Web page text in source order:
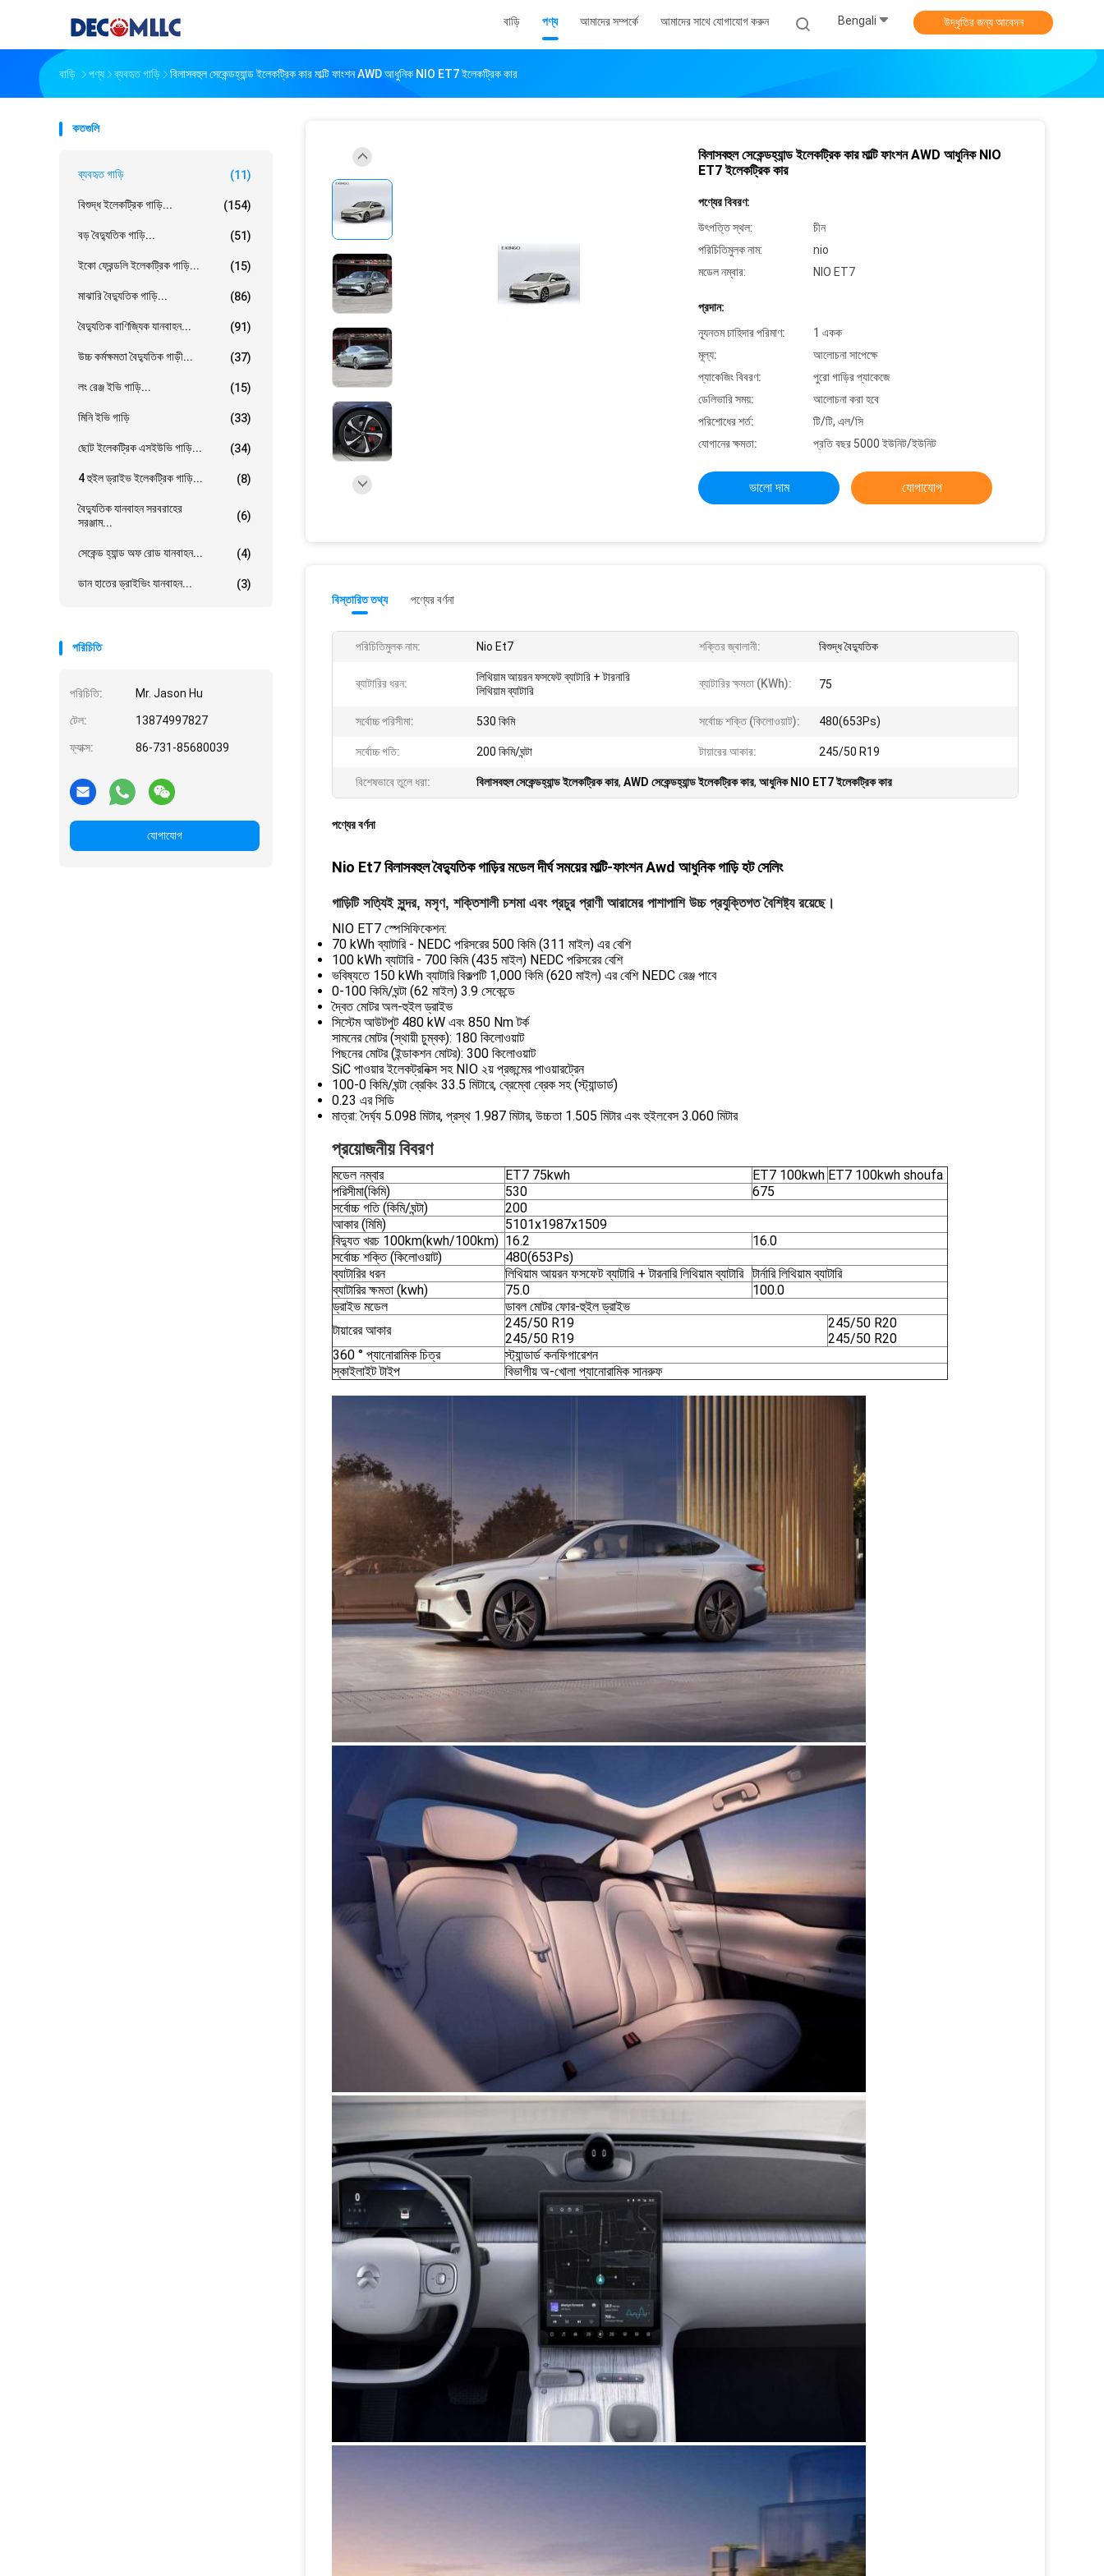
বাড়ি পণ্য আমাদের সম্পর্কে আমাদের সাথে যোগাযোগ করুন Bengali উদ্ধৃতির জন্য আবেদন
বাড়ি পণ্য ব্যবহৃত গাড়ি বিলাসবহুল সেকেন্ডহ্যান্ড ইলেকট্রিক কার মাল্টি ফাংশন AWD আধুনিক NIO ET7 ইলেকট্রিক কার
কতগুলি
ব্যবহৃত গাড়ি (11)
বিশুদ্ধ ইলেকট্রিক গাড়ি... (154)
বড় বৈদ্যুতিক গাড়ি... (51)
ইকো ফ্রেন্ডলি ইলেকট্রিক গাড়ি... (15)
মাঝারি বৈদ্যুতিক গাড়ি... (86)
বৈদ্যুতিক বাণিজ্যিক যানবাহন... (91)
উচ্চ কর্মক্ষমতা বৈদ্যুতিক গাড়ী... (37)
লং রেঞ্জ ইভি গাড়ি... (15)
মিনি ইভি গাড়ি (33)
ছোট ইলেকট্রিক এসইউভি গাড়ি... (34)
4 হুইল ড্রাইভ ইলেকট্রিক গাড়ি... (8)
বৈদ্যুতিক যানবাহন সরবরাহের
সরঞ্জাম...
(6)
সেকেন্ড হ্যান্ড অফ রোড যানবাহন... (4)
ডান হাতের ড্রাইভিং যানবাহন... (3)
পরিচিতি
পরিচিতি: Mr. Jason Hu
টেল: 13874997827
ফ্যাক্স: 86-731-85680039
যোগাযোগ
বিলাসবহুল সেকেন্ডহ্যান্ড ইলেকট্রিক কার মাল্টি ফাংশন AWD আধুনিক NIO
ET7 ইলেকট্রিক কার
পণ্যের বিবরণ:
উৎপত্তি স্থল:
চীন
পরিচিতিমুলক নাম:
nio
মডেল নম্বার:
NIO ET7
প্রদান:
ন্যূনতম চাহিদার পরিমাণ:
1 একক
মূল্য:
আলোচনা সাপেক্ষে
প্যাকেজিং বিবরণ:
পুরো গাড়ির প্যাকেজে
ডেলিভারি সময়:
আলোচনা করা হবে
পরিশোধের শর্ত:
টি/টি, এল/সি
যোগানের ক্ষমতা:
প্রতি বছর 5000 ইউনিট/ইউনিট
ভালো দাম যোগাযোগ
বিস্তারিত তথ্য পণ্যের বর্ণনা
পরিচিতিমুলক নাম: Nio Et7 শক্তির জ্বালানী: বিশুদ্ধ বৈদ্যুতিক
ব্যাটারির ধরন:
লিথিয়াম আয়রন ফসফেট ব্যাটারি + টারনারি
লিথিয়াম ব্যাটারি
ব্যাটারির ক্ষমতা (kWh): 75
সর্বোচ্চ পরিসীমা: 530 কিমি সর্বোচ্চ শক্তি (কিলোওয়াট): 480(653Ps)
সর্বোচ্চ গতি: 200 কিমি/ঘন্টা টায়ারের আকার: 245/50 R19
বিশেষভাবে তুলে ধরা: বিলাসবহুল সেকেন্ডহ্যান্ড ইলেকট্রিক কার, AWD সেকেন্ডহ্যান্ড ইলেকট্রিক কার, আধুনিক NIO ET7 ইলেকট্রিক কার
পণ্যের বর্ণনা
Nio Et7 বিলাসবহুল বৈদ্যুতিক গাড়ির মডেল দীর্ঘ সময়ের মাল্টি-ফাংশন Awd আধুনিক গাড়ি হট সেলিং
গাড়িটি সত্যিই সুন্দর, মসৃণ, শক্তিশালী চশমা এবং প্রচুর প্রাণী আরামের পাশাপাশি উচ্চ প্রযুক্তিগত বৈশিষ্ট্য রয়েছে।
NIO ET7 স্পেসিফিকেশন:
70 kWh ব্যাটারি - NEDC পরিসরের 500 কিমি (311 মাইল) এর বেশি
100 kWh ব্যাটারি - 700 কিমি (435 মাইল) NEDC পরিসরের বেশি
ভবিষ্যতে 150 kWh ব্যাটারি বিকল্পটি 1,000 কিমি (620 মাইল) এর বেশি NEDC রেঞ্জ পাবে
0-100 কিমি/ঘন্টা (62 মাইল) 3.9 সেকেন্ডে
দ্বৈত মোটর অল-হুইল ড্রাইভ
সিস্টেম আউটপুট 480 kW এবং 850 Nm টর্ক
সামনের মোটর (স্থায়ী চুম্বক): 180 কিলোওয়াট
পিছনের মোটর (ইন্ডাকশন মোটর): 300 কিলোওয়াট
SiC পাওয়ার ইলেকট্রনিক্স সহ NIO ২য় প্রজন্মের পাওয়ারট্রেন
100-0 কিমি/ঘন্টা ব্রেকিং 33.5 মিটারে, ব্রেম্বো ব্রেক সহ (স্ট্যান্ডার্ড)
0.23 এর সিডি
মাত্রা: দৈর্ঘ্য 5.098 মিটার, প্রস্থ 1.987 মিটার, উচ্চতা 1.505 মিটার এবং হুইলবেস 3.060 মিটার
প্রয়োজনীয় বিবরণ
মডেল নম্বার ET7 75kwh ET7 100kwh ET7 100kwh shoufa
পরিসীমা(কিমি)
530
675
সর্বোচ্চ গতি (কিমি/ঘন্টা)
200
আকার (মিমি)
5101x1987x1509
বিদ্যুত খরচ 100km(kwh/100km) 16.2
16.0
সর্বোচ্চ শক্তি (কিলোওয়াট)
480(653Ps)
ব্যাটারির ধরন
লিথিয়াম আয়রন ফসফেট ব্যাটারি + টারনারি লিথিয়াম ব্যাটারি টার্নারি লিথিয়াম ব্যাটারি
ব্যাটারির ক্ষমতা (kwh)
75.0
100.0
ড্রাইভ মডেল
ডাবল মোটর ফোর-হুইল ড্রাইভ
টায়ারের আকার
245/50 R19
245/50 R19
245/50 R20
245/50 R20
360 ° প্যানোরামিক চিত্র
স্ট্যান্ডার্ড কনফিগারেশন
স্কাইলাইট টাইপ
বিভাগীয় অ-খোলা প্যানোরামিক সানরুফ